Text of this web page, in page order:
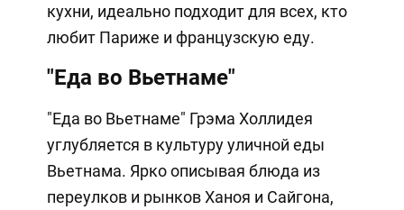
кухни, идеально подходит для всех, кто
любит Париже и французскую еду.
"Еда во Вьетнаме"
"Еда во Вьетнаме" Грэма Холлидея
углубляется в культуру уличной еды
Вьетнама. Ярко описывая блюда из
переулков и рынков Ханоя и Сайгона,